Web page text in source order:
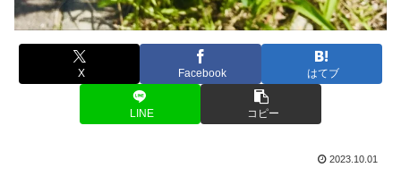
X Facebook はてブ
LINE コピー
2023.10.01